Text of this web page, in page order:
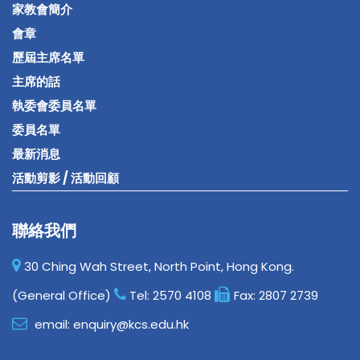
家教會簡介
會章
歷屆主席名單
主席的話
執委會委員名單
委員名單
最新消息
活動剪影 / 活動回顧
聯絡我們
30 Ching Wah Street, North Point, Hong Kong.
(General Office)
Tel: 2570 4108 Fax: 2807 2739
email: enquiry@kcs.edu.hk